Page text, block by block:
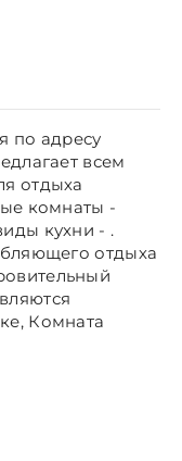
по адресу
всем
отдыха
комнаты -
кухни - .
отдыха
Комната